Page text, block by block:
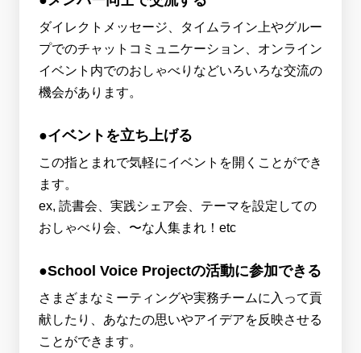
ダイレクトメッセージ、タイムライン上やグルー
プでのチャットコミュニケーション、オンライン
イベント内でのおしゃべりなどいろいろな交流の
機会があります。
●イベントを立ち上げる
この指とまれで気軽にイベントを開くことができ
ます。
ex, 読書会、実践シェア会、テーマを設定しての
おしゃべり会、〜な人集まれ！etc
●School Voice Projectの活動に参加できる
さまざまなミーティングや実務チームに入って貢
献したり、あなたの思いやアイデアを反映させる
ことができます。